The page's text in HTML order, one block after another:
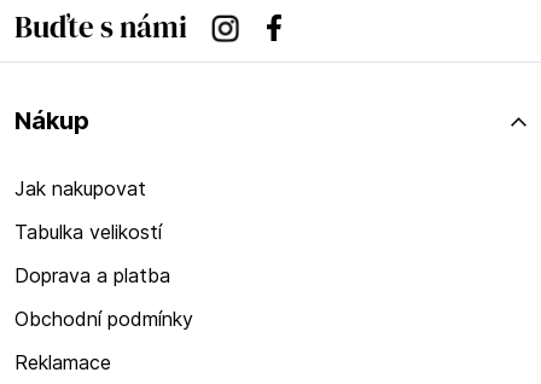
Buďte s námi InstagramFacebook
Nákup
Jak nakupovat
Tabulka velikostí
Doprava a platba
Obchodní podmínky
Reklamace